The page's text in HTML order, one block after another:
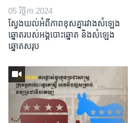
05 វិច្ឆិកា 2024
ស្វែងយល់​អំពី​​ភាព​ខុសគ្នា​រវាង​សំឡេង​
ឆ្នោត​របស់​អង្គ​បោះឆ្នោត និង​សំឡេង​
ឆ្នោត​សរុប